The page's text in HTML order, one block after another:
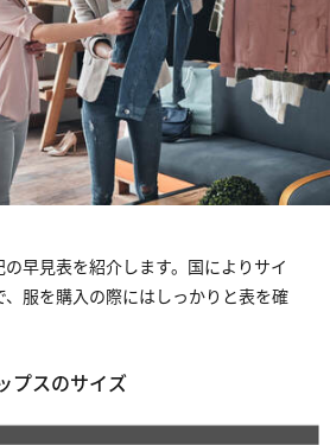
早見表を紹介します。国によりサイ
、服を購入の際にはしっかりと表を確
プスのサイズ